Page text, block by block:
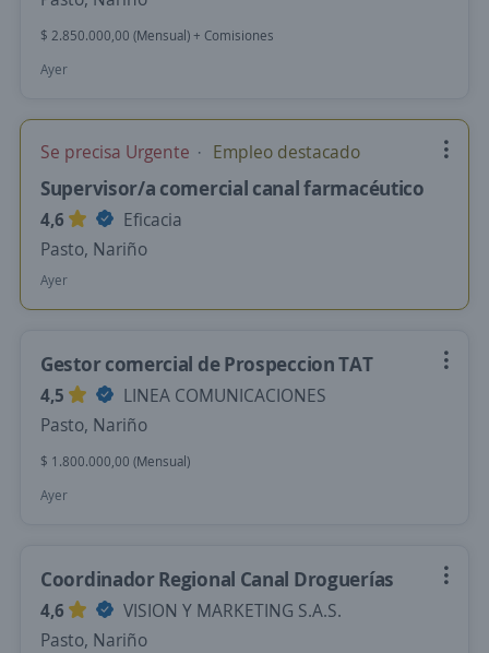
$ 2.850.000,00 (Mensual) + Comisiones
Ayer
Se precisa Urgente Empleo destacado
Supervisor/a comercial canal farmacéutico
4,6
Eficacia
Pasto, Nariño
Ayer
Gestor comercial de Prospeccion TAT
4,5
LINEA COMUNICACIONES
Pasto, Nariño
$ 1.800.000,00 (Mensual)
Ayer
Coordinador Regional Canal Droguerías
4,6
VISION Y MARKETING S.A.S.
Pasto, Nariño